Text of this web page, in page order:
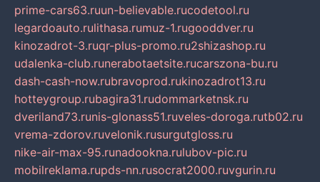
prime-cars63.ruun-believable.rucodetool.ru
legardoauto.rulithasa.rumuz-1.rugooddver.ru
kinozadrot-3.ruqr-plus-promo.ru2shizashop.ru
udalenka-club.runerabotaetsite.rucarszona-bu.ru
dash-cash-now.rubravoprod.rukinozadrot13.ru
hotteygroup.rubagira31.rudommarketnsk.ru
dveriland73.runis-glonass51.ruveles-doroga.rutb02.ru
vrema-zdorov.ruvelonik.rusurgutgloss.ru
nike-air-max-95.runadookna.rulubov-pic.ru
mobilreklama.rupds-nn.rusocrat2000.ruvgurin.ru